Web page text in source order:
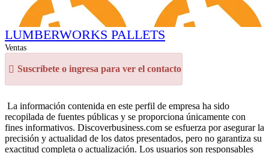
LUMBERWORKS PALLETS
Ventas
Suscríbete o ingresa para ver el contacto
La información contenida en este perfil de empresa ha sido
recopilada de fuentes públicas y se proporciona únicamente con
fines informativos. Discoverbusiness.com se esfuerza por asegurar la
precisión y actualidad de los datos presentados, pero no garantiza su
exactitud completa o actualización. Los usuarios son responsables